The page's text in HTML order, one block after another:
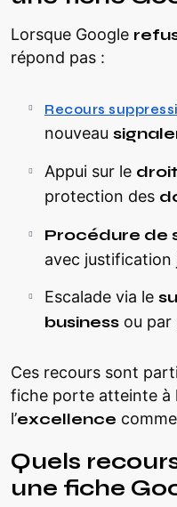
Lorsque Google
répond pas :
Recours
nouveau
Appui sur le
protection des
Procédure de
avec justification
Escalade via le
business ou par
Ces recours sont
fiche porte atteinte à
l’excellence
Quels
une fiche